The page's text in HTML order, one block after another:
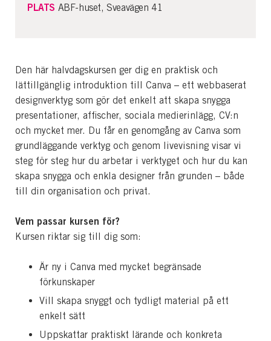
Den här halvdagskursen ger dig en praktisk och
lättillgänglig introduktion till Canva – ett webbaserat
designverktyg som gör det enkelt att skapa snygga
presentationer, affischer, sociala medierinlägg, CV:n
och mycket mer. Du får en genomgång av Canva som
grundläggande verktyg och genom livevisning visar vi
steg för steg hur du arbetar i verktyget och hur du kan
skapa snygga och enkla designer från grunden – både
till din organisation och privat.
Vem passar kursen för?
Kursen riktar sig till dig som:
Är ny i Canva med mycket begränsade
förkunskaper
Vill skapa snyggt och tydligt material på ett
enkelt sätt
Uppskattar praktiskt lärande och konkreta
PLATS ABF-huset, Sveavägen 41